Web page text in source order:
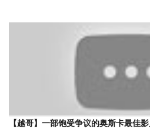
【越哥】一部饱受争议的奥斯卡最佳